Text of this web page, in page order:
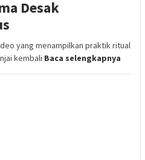
Desak
yang menampilkan praktik ritual
kembali Baca selengkapnya